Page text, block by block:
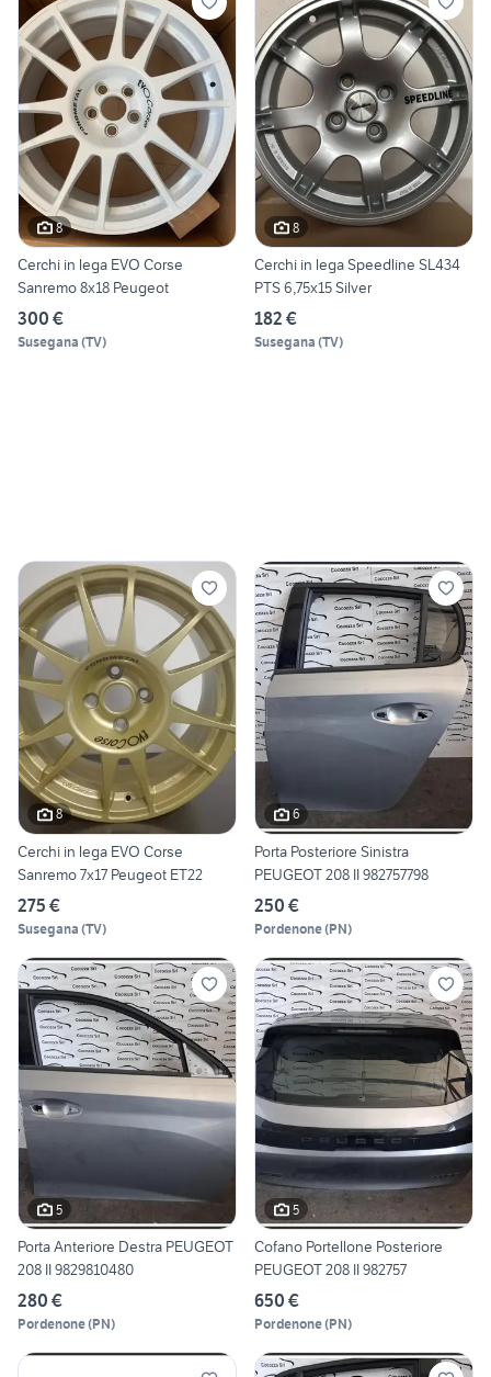
8
Cerchi in lega EVO Corse
Sanremo 8x18 Peugeot
300 €
Susegana (TV)
8
Cerchi in lega Speedline SL434
PTS 6,75x15 Silver
182 €
Susegana (TV)
8
Cerchi in lega EVO Corse
Sanremo 7x17 Peugeot ET22
275 €
Susegana (TV)
6
Porta Posteriore Sinistra
PEUGEOT 208 II 982757798
250 €
Pordenone(PN)
5
Porta Anteriore Destra PEUGEOT
208 II 9829810480
280 €
Pordenone(PN)
5
Cofano Portellone Posteriore
PEUGEOT 208 II 982757
650 €
Pordenone(PN)